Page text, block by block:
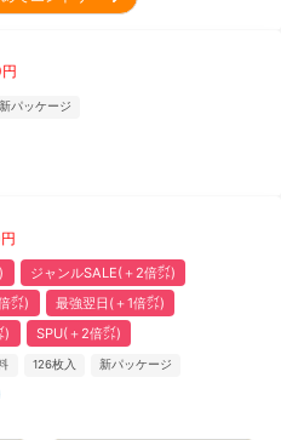
円
新パッケージ
円
ジャンルSALE(＋2倍㌽)
㌽)
最強翌日(＋1倍㌽)
)
SPU(＋2倍㌽)
126枚入 新パッケージ